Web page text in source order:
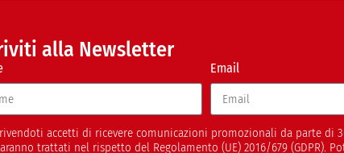
alla Newsletter
Email
accetti di ricevere comunicazioni promozionali da parte di
trattati nel rispetto del Regolamento (UE) 2016/679 (GDPR).